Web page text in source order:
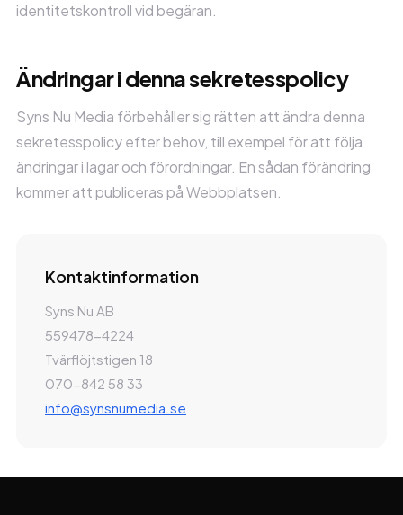
identitetskontroll vid begäran.
Ändringar i denna sekretesspolicy
Syns Nu Media förbehåller sig rätten att ändra denna
sekretesspolicy efter behov, till exempel för att följa
ändringar i lagar och förordningar. En sådan förändring
kommer att publiceras på Webbplatsen.
Kontaktinformation
Syns Nu AB
559478-4224
Tvärflöjtstigen 18
070-842 58 33
info@synsnumedia.se